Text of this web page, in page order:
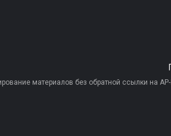
материалов без обратной ссылки на